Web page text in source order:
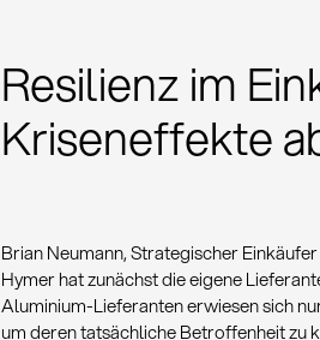
Resilienz im
Kriseneffekte
Brian Neumann, Strategischer
Hymer hat zunächst die eigene
Aluminium-Lieferanten erwiesen sich
um deren tatsächliche Betroffenheit zu